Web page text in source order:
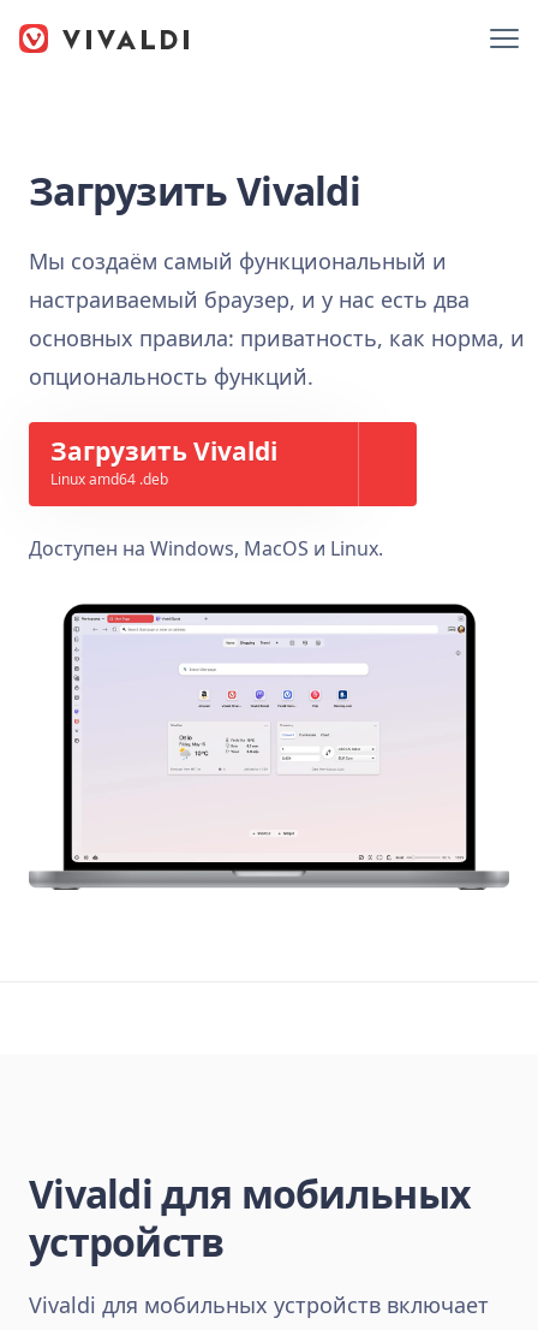
Загрузить Vivaldi
Мы создаём самый функциональный и
настраиваемый браузер, и у нас есть два
основных правила: приватность, как норма, и
опциональность функций.
Загрузить Vivaldi
Linux amd64 .deb
Доступен на Windows, MacOS и Linux.
Vivaldi для мобильных
устройств
Vivaldi для мобильных устройств включает